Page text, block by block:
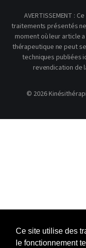
Ce site utilise des
le fonctionnement
AVERTISSEMENT :
traitements présentés
moment où leur article
thérapeutique ne peut
techniques publiées
revendication de
© 2026